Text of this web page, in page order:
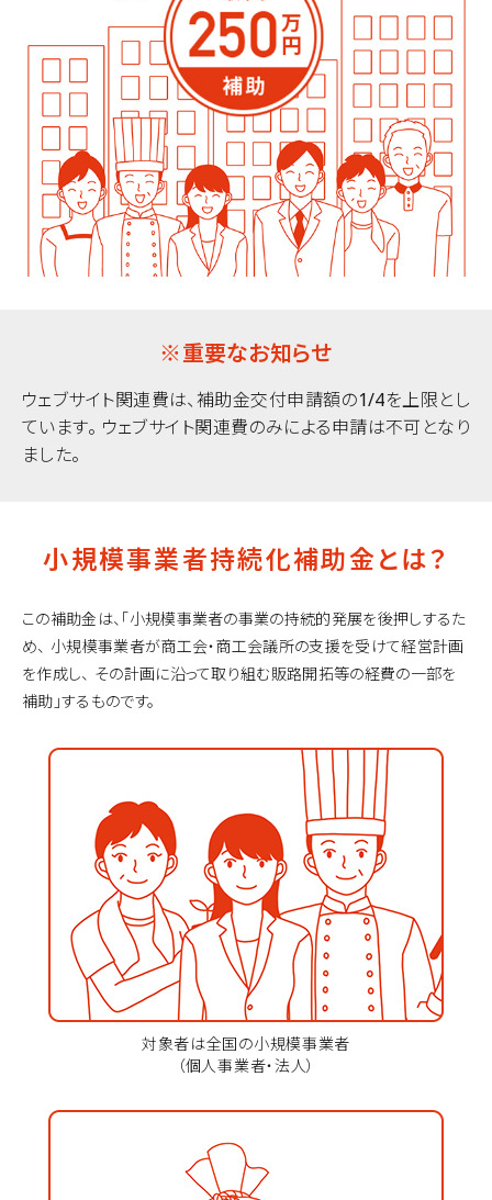
※重要なお知らせ
ウェブサイト関連費は、補助金交付申請額の1/4を上限とし
ています。 ウェブサイト関連費のみによる申請は不可となり
ました。
小規模事業者持続化補助金とは？
この補助金は、「小規模事業者の事業の持続的発展を後押しするた
め、 小規模事業者が商工会・商工会議所の支援を受けて経営計画
を作成し、 その計画に沿って取り組む販路開拓等の経費の一部を
補助」するものです。
対象者は全国の小規模事業者
（個人事業者・法人）